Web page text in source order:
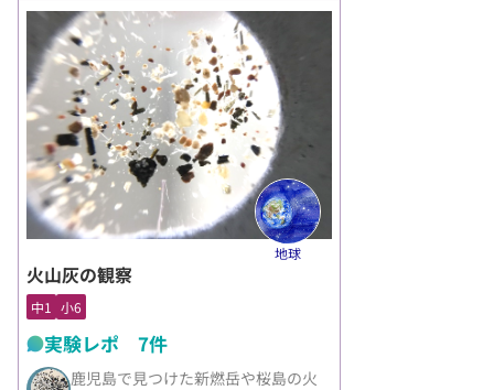
地球
火山灰の観察
中1 小6
実験レポ 7件
鹿児島で見つけた新燃岳や桜島の火